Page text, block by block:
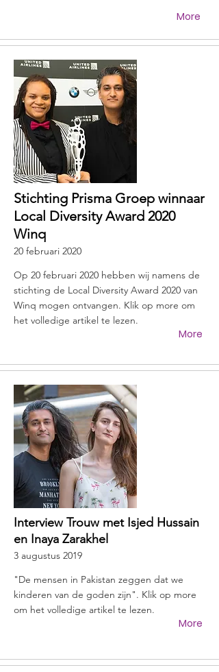
More
Stichting Prisma Groep winnaar
Local Diversity Award 2020
Winq
20 februari 2020
Op 20 februari 2020 hebben wij namens de
stichting de Local Diversity Award 2020 van
Winq mogen ontvangen. Klik op more om
het volledige artikel te lezen.
More
Interview Trouw met Isjed Hussain
en Inaya Zarakhel
3 augustus 2019
"De mensen in Pakistan zeggen dat we
kinderen van de goden zijn". Klik op more
om het volledige artikel te lezen.
More